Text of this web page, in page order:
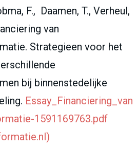
F., Daamen, T., Verheul,
van
Strategieen voor het
bij binnenstedelijke
Essay_Financiering_van
1591169763.pdf